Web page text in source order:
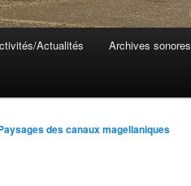
Actualités Archives sonores
des canaux magellaniques